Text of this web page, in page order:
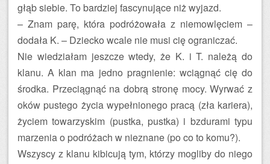
głąb siebie. To bardziej fascynujące niż wyjazd.
– Znam parę, która podróżowała z niemowlęciem –
dodała K. – Dziecko wcale nie musi cię ograniczać.
Nie wiedziałam jeszcze wtedy, że K. i T. należą do
klanu. A klan ma jedno pragnienie: wciągnąć cię do
środka. Przeciągnąć na dobrą stronę mocy. Wyrwać z
oków pustego życia wypełnionego pracą (zła kariera),
życiem towarzyskim (pustka, pustka) i bzdurami typu
marzenia o podróżach w nieznane (po co to komu?).
Wszyscy z klanu kibicują tym, którzy mogliby do niego